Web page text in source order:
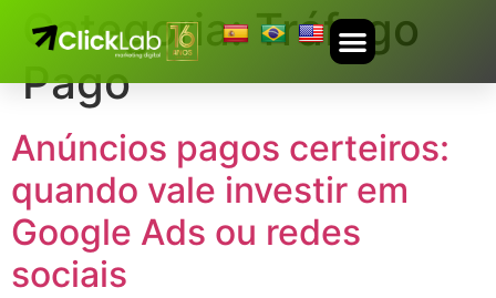
Categoria:Tráfego
Pago
Anúncios pagos certeiros:
quando vale investir em
Google Ads ou redes
sociais